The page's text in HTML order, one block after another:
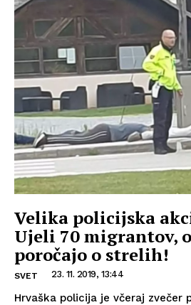
Velika policijska
Ujeli 70 migrantov,
poročajo o strelih!
SVET 23. 11. 2019, 13:44
Hrvaška policija je včeraj zvečer